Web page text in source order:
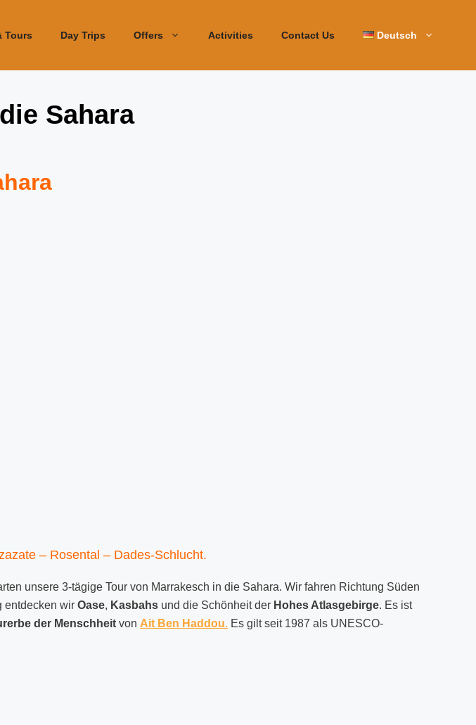
Tours Day Trips Offers Activities Contact Us Deutsch
Sahara
– Rosental – Dades-Schlucht.
unsere 3-tägige Tour von Marrakesch in die Sahara. Wir fahren Richtung Süden
entdecken wir Oase, Kasbahs und die Schönheit der Hohes Atlasgebirge. Es ist
der Menschheit von Ait Ben Haddou. Es gilt seit 1987 als UNESCO-